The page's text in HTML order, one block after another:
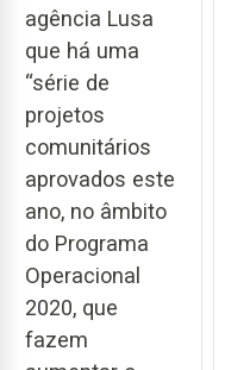
agência Lusa
que há uma
“série de
projetos
comunitários
aprovados este
ano, no âmbito
do Programa
Operacional
2020, que
fazem